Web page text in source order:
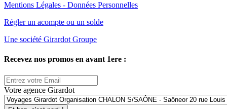
Mentions Légales - Données Personnelles
Régler un acompte ou un solde
Une société Girardot Groupe
Recevez nos promos en avant 1ere :
Votre agence Girardot